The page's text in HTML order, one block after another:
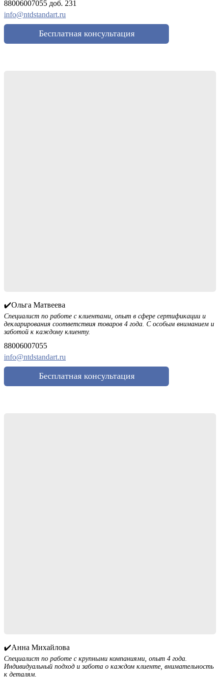
88006007055 доб. 231
info@ntdstandart.ru
Бесплатная консультация
✔️Ольга Матвеева
Специалист по работе с клиентами, опыт в сфере сертификации и
декларирования соответствия товаров 4 года. С особым вниманием и
заботой к каждому клиенту.
88006007055
info@ntdstandart.ru
Бесплатная консультация
✔️Анна Михайлова
Специалист по работе с крупными компаниями, опыт 4 года.
Индивидуальный подход и забота о каждом клиенте, внимательность
к деталям.